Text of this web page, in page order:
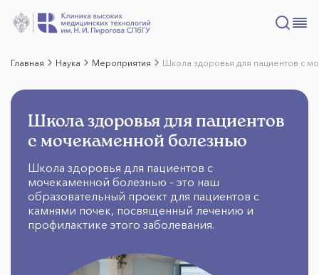
Главная Наука Мероприятия Школа здоровья для пациентов с
Школа здоровья для пациентов
с мочекаменной болезнью
Школа здоровья для пациентов с
мочекаменной болезнью – это наш
образовательный проект для пациентов с
камнями почек, посвященный лечению и
профилактике этого заболевания.